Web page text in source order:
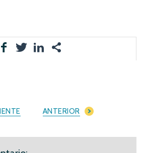
ANTERIOR